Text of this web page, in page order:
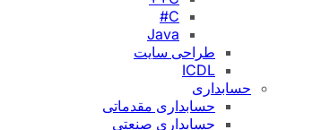
C#
Java
طراحی سایت
ICDL
حسابداری
حسابداری مقدماتی
حسابداری صنعتی